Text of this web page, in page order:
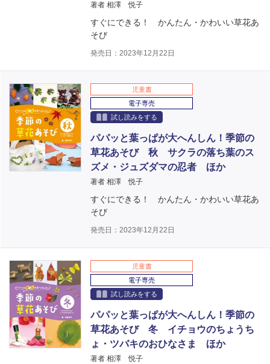
著者 相澤 悦子
すぐにできる！ かんたん・かわいい草花あ
そび
発売日：2023年12月22日
児童書
電子専売
試し読みをする
パパッと葉っぱが大へんしん！季節の
草花あそび 秋 サクラの落ち葉のス
ズメ・ジュズダマの忍者 ほか
著者 相澤 悦子
すぐにできる！ かんたん・かわいい草花あ
そび
発売日：2023年12月22日
児童書
電子専売
試し読みをする
パパッと葉っぱが大へんしん！季節の
草花あそび 冬 イチョウのちょうち
ょ・ツバキのおひなさま ほか
著者 相澤 悦子